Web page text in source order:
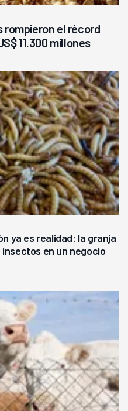
rompieron el récord
11.300 millones
ya es realidad: la granja
en un negocio